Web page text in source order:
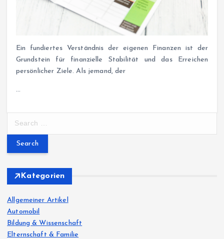
Ein fundiertes Verständnis der eigenen Finanzen ist der
Grundstein für finanzielle Stabilität und das Erreichen
persönlicher Ziele. Als jemand, der
…
r
f
o
r
:
Kategorien
Allgemeiner Artikel
Automobil
Bildung & Wissenschaft
Elternschaft & Familie